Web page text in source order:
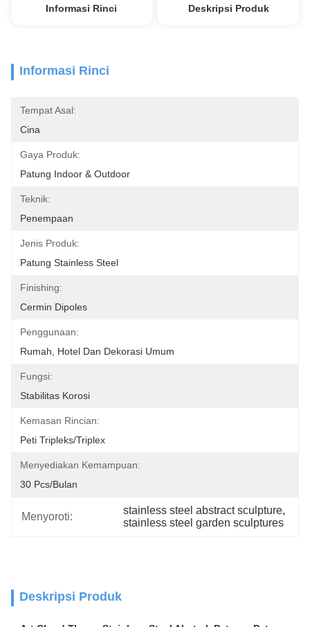
Informasi Rinci Deskripsi Produk
Informasi Rinci
Tempat Asal:
Cina
Gaya Produk:
Patung Indoor & Outdoor
Teknik:
Penempaan
Jenis Produk:
Patung Stainless Steel
Finishing:
Cermin Dipoles
Penggunaan:
Rumah, Hotel Dan Dekorasi Umum
Fungsi:
Stabilitas Korosi
Kemasan Rincian:
Peti Tripleks/Triplex
Menyediakan Kemampuan:
30 Pcs/bulan
Menyoroti:
stainless steel abstract sculpture
stainless steel garden sculptures
Deskripsi Produk